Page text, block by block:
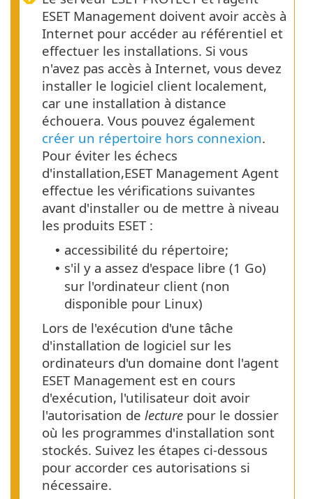
ESET Management doivent avoir accès à
Internet pour accéder au référentiel et
effectuer les installations. Si vous
n'avez pas accès à Internet, vous devez
installer le logiciel client localement,
car une installation à distance
échouera. Vous pouvez également
créer un répertoire hors connexion.
Pour éviter les échecs
d'installation,ESET Management Agent
effectue les vérifications suivantes
avant d'installer ou de mettre à niveau
les produits ESET :
• accessibilité du répertoire;
• s'il y a assez d'espace libre (1 Go)
sur l'ordinateur client (non
disponible pour Linux)
Lors de l'exécution d'une tâche
d'installation de logiciel sur les
ordinateurs d'un domaine dont l'agent
ESET Management est en cours
d'exécution, l'utilisateur doit avoir
l'autorisation de lecture pour le dossier
où les programmes d'installation sont
stockés. Suivez les étapes ci-dessous
pour accorder ces autorisations si
nécessaire.